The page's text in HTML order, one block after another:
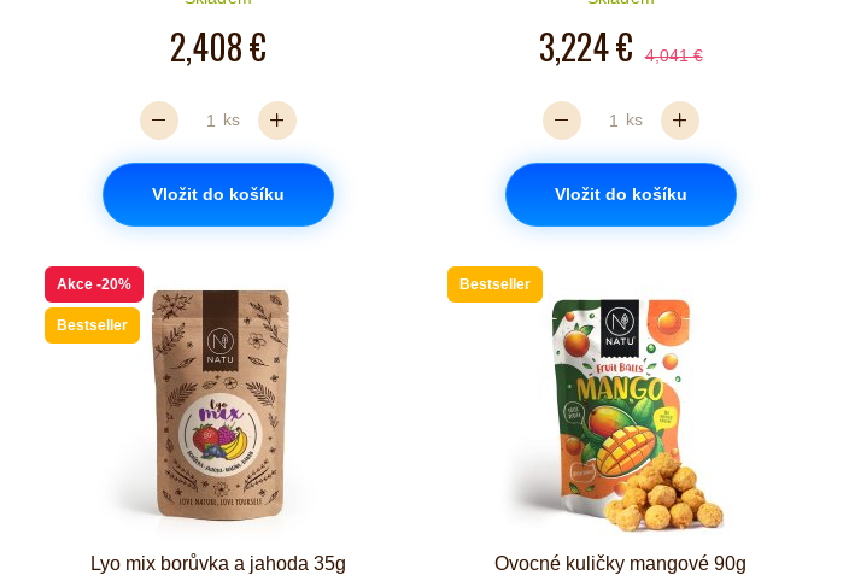
2,408 €
ks
Vložit do košíku
3,224 € 4,041 €
ks
Vložit do košíku
Akce -20%
Bestseller
Lyo mix borůvka a jahoda 35g
Bestseller
Ovocné kuličky mangové 90g